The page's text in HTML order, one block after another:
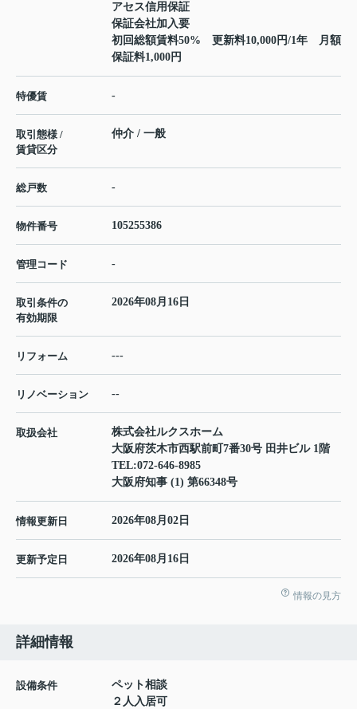
アセス信用保証
保証会社加入要
初回総額賃料50% 更新料10,000円/1年 月額
保証料1,000円
特優賃 -
取引態様 /
賃貸区分
仲介 / 一般
総戸数 -
物件番号 105255386
管理コード -
取引条件の
有効期限
2026年08月16日
リフォーム ---
リノベーション --
取扱会社
株式会社ルクスホーム
大阪府茨木市西駅前町7番30号 田井ビル 1階
TEL:072-646-8985
大阪府知事 (1) 第66348号
情報更新日 2026年08月02日
更新予定日 2026年08月16日
情報の見方
詳細情報
設備条件
ペット相談
２人入居可